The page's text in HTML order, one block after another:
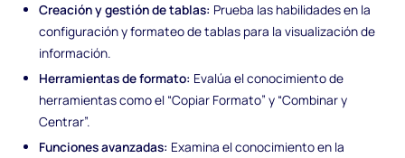
Creación y gestión de tablas: Prueba las habilidades en la
configuración y formateo de tablas para la visualización de
información.
Herramientas de formato: Evalúa el conocimiento de
herramientas como el “Copiar Formato” y “Combinar y
Centrar”.
Funciones avanzadas: Examina el conocimiento en la